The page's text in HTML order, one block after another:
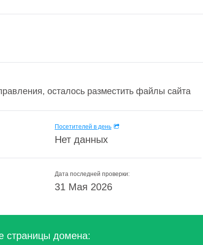
осталось разместить файлы сайта
Посетителей в день
Нет данных
Дата последней проверки:
31 Мая 2026
страницы домена: